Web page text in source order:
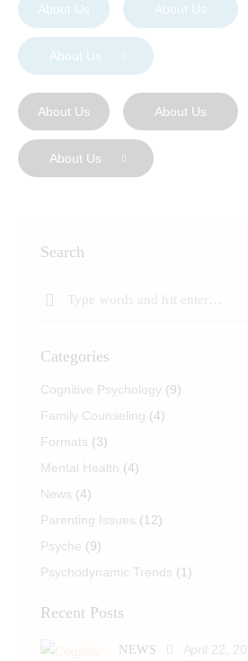
About Us About Us
About Us
About Us About Us
About Us
Search
Categories
Cognitive Psychology (9)
Family Counseling (4)
Formats (3)
Mental Health (4)
News (4)
Parenting Issues (12)
Psyche (9)
Psychodynamic Trends (1)
Recent Posts
NEWS April 22,